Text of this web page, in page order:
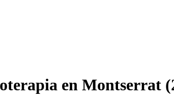
en Montserrat